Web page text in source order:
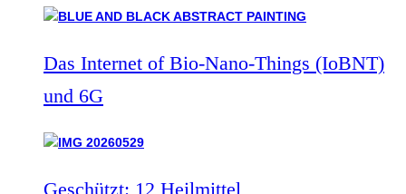
Das Internet of Bio-Nano-Things (IoBNT)
und 6G
Geschützt: 12 Heilmittel